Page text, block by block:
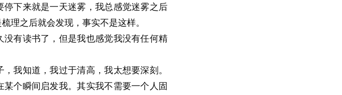
下来就是一天迷雾，我总感觉迷雾之后
理之后就会发现，事实不是这样。
有读书了，但是我也感觉我没有任何精
我知道，我过于清高，我太想要深刻。
个瞬间启发我。其实我不需要一个人固